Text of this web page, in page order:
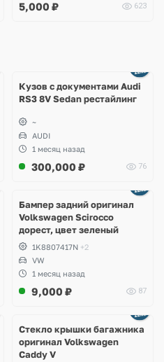
5,000 ₽ 623
Кузов с документами Audi
RS3 8V Sedan рестайлинг
~
AUDI
1 месяц назад
300,000 ₽ 76
Бампер задний оригинал
Volkswagen Scirocco
дорест, цвет зеленый
1K8807417N +2
VW
1 месяц назад
9,000 ₽ 87
Стекло крышки багажника
оригинал Volkswagen
Caddy V